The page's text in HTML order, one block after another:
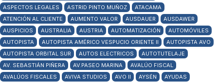
ASPECTOS LEGALES
ASTRID PINTO MUÑOZ
ATACAMA
ATENCIÓN AL CLIENTE
AUMENTO VALOR AUSDAUER
AUSDAWER
AUSPICIOS
AUSTRALIA AUSTRIA AUTOMATIZACIÓN
AUTOMÓVILES
AUTOPISTA
AUTOPISTA AMÉRICO VESPUCIO ORIENTE II
AUTOPISTA AVO
AUTOPISTA ORBITAL SUR
AUTOS ELECTRICOS
AUTOTUTELAJE
AV. SEBASTIÁN PIÑERA
AV.PASEO MARINA
AVALÚO FISCAL
AVALÚOS FISCALES
AVIVA STUDIOS AVO II AYSÉN AYUDAS